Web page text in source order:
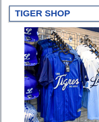
TIGER SHOP